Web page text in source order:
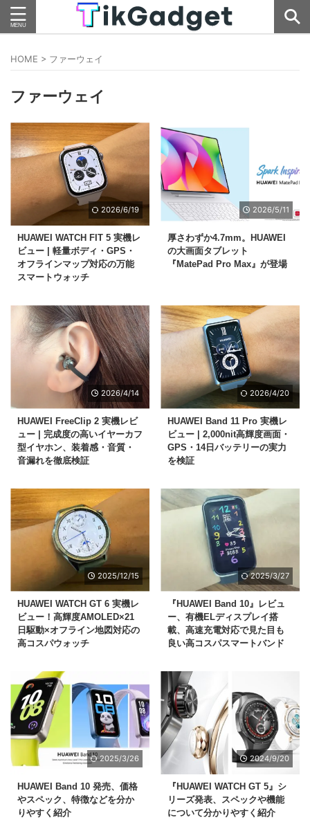
HOME > ファーウェイ
ファーウェイ
2026/6/19
HUAWEI WATCH FIT 5 実機レ
ビュー | 軽量ボディ・GPS・
オフラインマップ対応の万能
スマートウォッチ
2026/5/11
厚さわずか4.7mm。HUAWEI
の大画面タブレット
『MatePad Pro Max』が登場
2026/4/14
HUAWEI FreeClip 2 実機レビ
ュー | 完成度の高いイヤーカフ
型イヤホン、装着感・音質・
音漏れを徹底検証
2026/4/20
HUAWEI Band 11 Pro 実機レ
ビュー | 2,000nit高輝度画面・
GPS・14日バッテリーの実力
を検証
2025/12/15
HUAWEI WATCH GT 6 実機レ
ビュー！高輝度AMOLED×21
日駆動×オフライン地図対応の
高コスパウォッチ
2025/3/27
『HUAWEI Band 10』レビュ
ー、有機ELディスプレイ搭
載、高速充電対応で見た目も
良い高コスパスマートバンド
2025/3/26
HUAWEI Band 10 発売、価格
やスペック、特徴などを分か
りやすく紹介
2024/9/20
『HUAWEI WATCH GT 5』シ
リーズ発表、スペックや機能
について分かりやすく紹介